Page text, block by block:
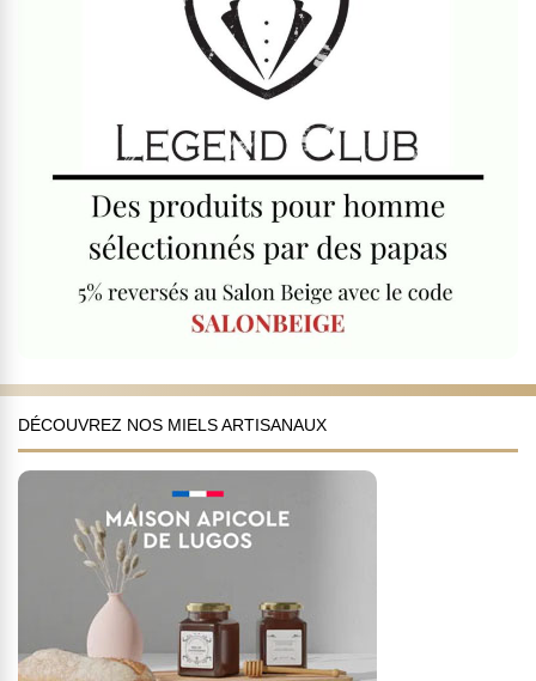
DÉCOUVREZ NOS MIELS ARTISANAUX